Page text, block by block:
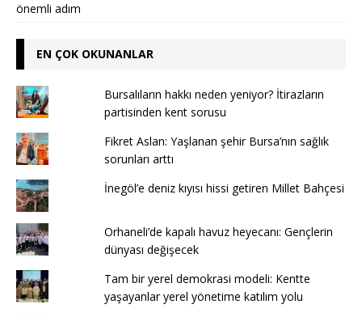
önemli adım
EN ÇOK OKUNANLAR
Bursalıların hakkı neden yeniyor? İtirazların
partisinden kent sorusu
Fikret Aslan: Yaşlanan şehir Bursa’nın sağlık
sorunları arttı
İnegöl’e deniz kıyısı hissi getiren Millet Bahçesi
Orhaneli’de kapalı havuz heyecanı: Gençlerin
dünyası değişecek
Tam bir yerel demokrasi modeli: Kentte
yaşayanlar yerel yönetime katılım yolu